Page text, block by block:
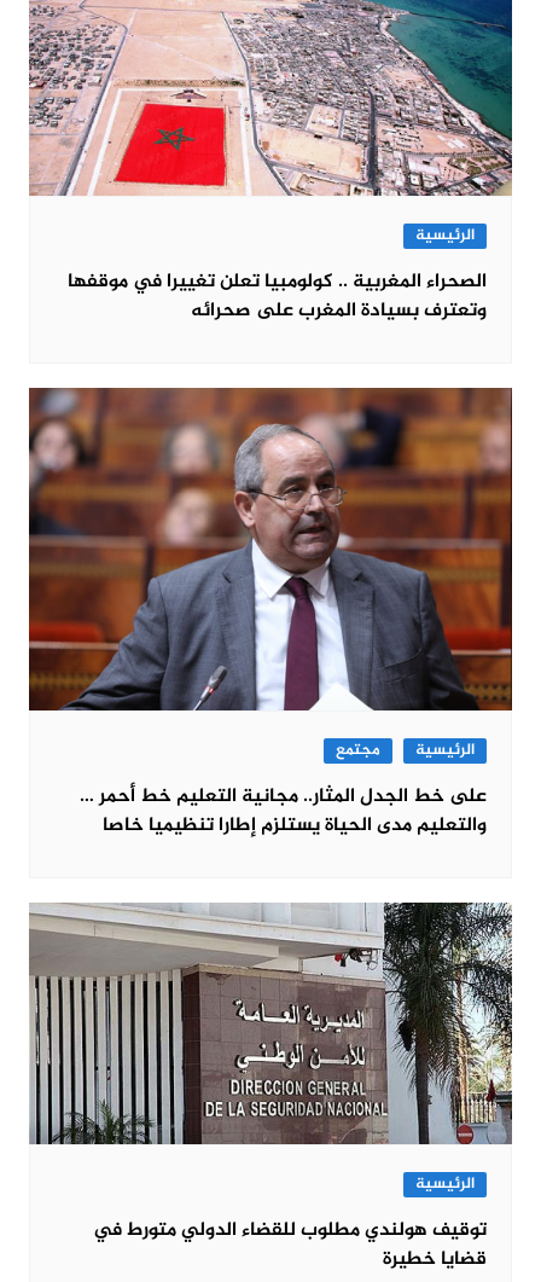
الرئيسية
الصحراء المغربية .. كولومبيا تعلن تغييرا في موقفها
وتعترف بسيادة المغرب على صحرائه
الرئيسية مجتمع
على خط الجدل المثار.. مجانية التعليم خط أحمر …
والتعليم مدى الحياة يستلزم إطارا تنظيميا خاصا
الرئيسية
توقيف هولندي مطلوب للقضاء الدولي متورط في
قضايا خطيرة